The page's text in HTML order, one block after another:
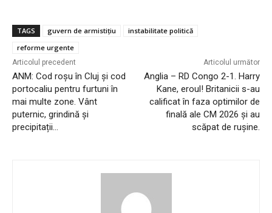
TAGS guvern de armistițiu
instabilitate politică
reforme urgente
Articolul precedent
ANM: Cod roșu în Cluj și cod
portocaliu pentru furtuni în
mai multe zone. Vânt
puternic, grindină și
precipitații…
Articolul următor
Anglia – RD Congo 2-1. Harry
Kane, eroul! Britanicii s-au
calificat în faza optimilor de
finală ale CM 2026 și au
scăpat de rușine.